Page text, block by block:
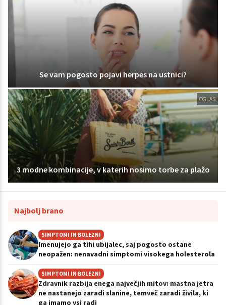
Se vam pogosto pojavi herpes na ustnici?
OGLAS
3 modne kombinacije, v katerih nosimo torbe za plažo
Najbolj brano
SIMPTOMI IN BOLEZNI
Imenujejo ga tihi ubijalec, saj pogosto ostane
neopažen: nenavadni simptomi visokega holesterola
SIMPTOMI IN BOLEZNI
Zdravnik razbija enega največjih mitov: mastna jetra
ne nastanejo zaradi slanine, temveč zaradi živila, ki
ga imamo vsi radi